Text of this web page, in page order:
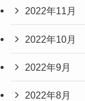
2022年11月
2022年10月
2022年9月
2022年8月